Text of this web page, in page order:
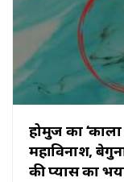
होर्मुज का
महाविनाश,
की प्यास का